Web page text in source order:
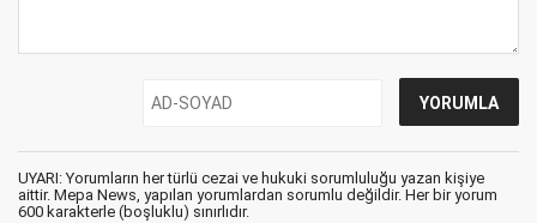
UYARI: Yorumların her türlü cezai ve hukuki sorumluluğu yazan kişiye
aittir. Mepa News, yapılan yorumlardan sorumlu değildir. Her bir yorum
600 karakterle (boşluklu) sınırlıdır.